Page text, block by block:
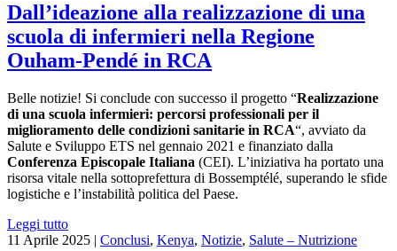
Dall’ideazione alla realizzazione di una
scuola di infermieri nella Regione
Ouham-Pendé in RCA
Belle notizie! Si conclude con successo il progetto “Realizzazione
di una scuola infermieri: percorsi professionali per il
miglioramento delle condizioni sanitarie in RCA“, avviato da
Salute e Sviluppo ETS nel gennaio 2021 e finanziato dalla
Conferenza Episcopale Italiana (CEI). L’iniziativa ha portato una
risorsa vitale nella sottoprefettura di Bossemptélé, superando le sfide
logistiche e l’instabilità politica del Paese.
Leggi tutto
11 Aprile 2025 | Conclusi, Kenya, Notizie, Salute – Nutrizione